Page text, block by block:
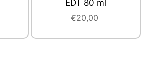
EDT 80 ml
€20,00